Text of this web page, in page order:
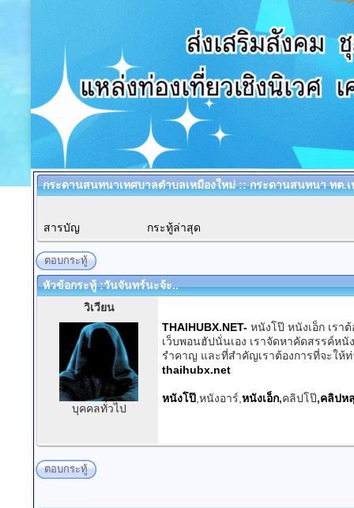
กระดานสนทนาเทศบาลตำบลเหมืองใหม่ :: กระดานสนทนา ทต.เ
สารบัญ กระทู้ล่าสุด
ตอบกระทู้
หัวข้อกระทู้ :วันจันทร์นะจ้ะ..
วิเวียน
บุคคลทั่วไป
THAIHUBX.NET- หนังโป๊ หนังเอ็ก เรา
เว็บพอนฮัปนั่นเอง เราจัดหาคัดสรรค์ห
รำคาญ และที่สำคัญเราต้องการที่จะให้
thaihubx.net
หนังโป๊ ,หนังอาร์, หนังเอ็ก,คลิปโป๊,คลิปห
ตอบกระทู้